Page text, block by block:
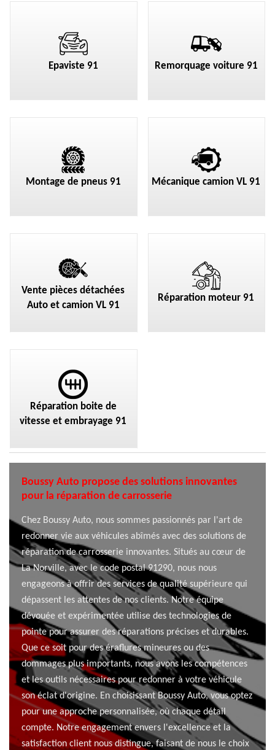
Epaviste 91 Remorquage voiture 91
Montage de pneus 91 Mécanique camion VL 91
Vente pièces détachées
Auto et camion VL 91
Réparation moteur 91
Réparation boite de
vitesse et embrayage 91
Boussy Auto propose des solutions innovantes
pour la réparation de carrosserie
Chez Boussy Auto, nous sommes passionnés par l'art de
redonner vie aux véhicules abîmés avec des solutions de
réparation de carrosserie innovantes. Situés au cœur de
La Norville, avec le code postal 91290, nous nous
engageons à offrir des services de qualité supérieure qui
dépassent les attentes de nos clients. Notre équipe
dévouée et expérimentée utilise des technologies de
pointe pour assurer des réparations précises et durables.
Que ce soit pour des éraflures mineures ou des
dommages plus importants, nous avons les compétences
et les outils nécessaires pour redonner à votre véhicule
son éclat d'origine. En choisissant Boussy Auto, vous optez
pour une approche personnalisée, où chaque détail
compte. Notre engagement envers l'excellence et la
satisfaction client nous distingue, faisant de nous le choix